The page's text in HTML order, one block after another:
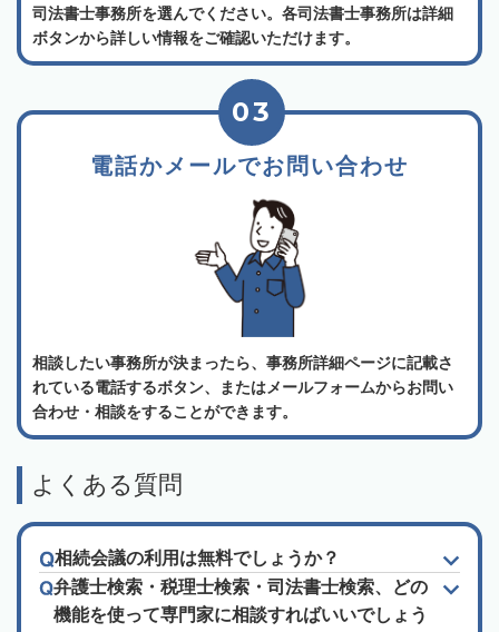
司法書士事務所を選んでください。各司法書士事務所は詳細
ボタンから詳しい情報をご確認いただけます。
電話かメールでお問い合わせ
03
相談したい事務所が決まったら、事務所詳細ページに記載さ
れている電話するボタン、またはメールフォームからお問い
合わせ・相談をすることができます。
よくある質問
相続会議の利用は無料でしょうか？
弁護士検索・税理士検索・司法書士検索、どの
機能を使って専門家に相談すればいいでしょう